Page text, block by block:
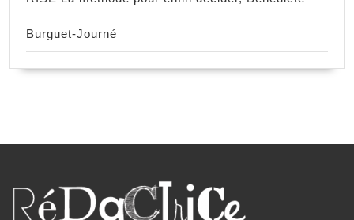
Burguet-Journé